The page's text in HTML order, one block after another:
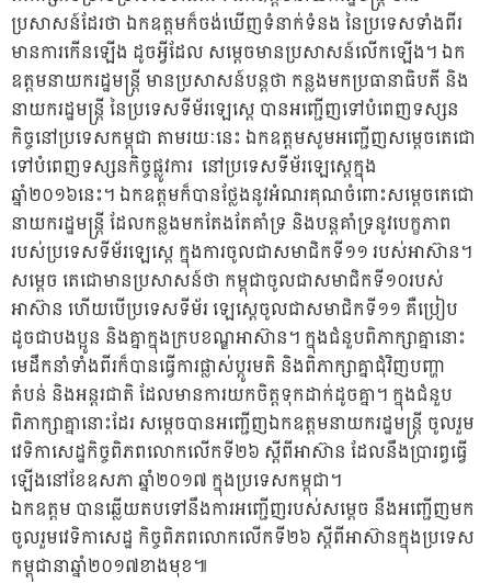
ប្រសាសន៍ដែរថា ឯកឧត្តមក៏ចង់ឃើញទំនាក់ទំនង នៃប្រទេសទាំងពីរ
មានការកើនឡើង ដូចអ្វីដែល សម្តេចមានប្រសាសន៍លើកឡើង។ ឯក
ឧត្តមនាយករដ្ឋមន្រ្តី មានប្រសាសន៍បន្តថា កន្លងមកប្រធានាធិបតី និង
នាយករដ្ឋមន្រ្តី នៃប្រទេសទីម័រឡេស្តេ បានអញ្ជើញទៅបំពេញទស្សន
កិច្ចនៅប្រទេសកម្ពុជា តាមរយៈនេះ ឯកឧត្តមសូមអញ្ជើញសម្តេចតេជោ
ទៅបំពេញទស្សនកិច្ចផ្លូវការ នៅប្រទេសទីម័រឡេស្តេក្នុង
ឆ្នាំ២០១៦នេះ។ ឯកឧត្តមក៏បានថ្លែងនូវអំណរគុណចំពោះសម្តេចតេជោ
នាយករដ្ឋមន្រ្តី ដែលកន្លងមកតែងតែគាំទ្រ និងបន្តគាំទ្រនូវបេក្ខភាព
របស់ប្រទេសទីម័រឡេស្តេ ក្នុងការចូលជាសមាជិកទី១១ របស់អាស៊ាន។
សម្តេច តេជោមានប្រសាសន៍ថា កម្ពុជាចូលជាសមាជិកទី១០របស់
អាស៊ាន ហើយបើប្រទេសទីម័រ ឡេស្តេចូលជាសមាជិកទី១១ គឺប្រៀប
ដូចជាបងប្អូន និងគ្នាក្នុងក្របខណ្ឌអាស៊ាន។ ក្នុងជំនួបពិភាក្សាគ្នានោះ
មេដឹកនាំទាំងពីរក៏បានធ្វើការផ្លាស់ប្តូរមតិ និងពិភាក្សាគ្នាជុំវិញបញ្ហា
តំបន់ និងអន្តរជាតិ ដែលមានការយកចិត្តទុកដាក់ដូចគ្នា។ ក្នុងជំនួប
ពិភាក្សាគ្នានោះដែរ សម្តេចបានអញ្ជើញឯកឧត្តមនាយករដ្ឋមន្រ្តី ចូលរួម
វេទិកាសេដ្ឋកិច្ចពិភពលោកលើកទី២៦ ស្តីពីអាស៊ាន ដែលនឹងប្រារព្វធ្វើ
ឡើងនៅខែឧសភា ឆ្នាំ២០១៧ ក្នុងប្រទេសកម្ពុជា។
ឯកឧត្តម បានឆ្លើយតបទៅនឹងការអញ្ជើញរបស់សម្តេច នឹងអញ្ជើញមក
ចូលរួមវេទិកាសេដ្ឋ កិច្ចពិភពលោកលើកទី២៦ ស្តីពីអាស៊ានក្នុងប្រទេស
កម្ពុជានាឆ្នាំ២០១៧ខាងមុខ៕